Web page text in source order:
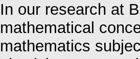
In our research at
mathematical
mathematics